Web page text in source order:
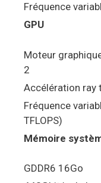
Fréquence
GPU
Moteur
2
Accélération ray
Fréquence
TFLOPS)
Mémoire
GDDR6 16Go